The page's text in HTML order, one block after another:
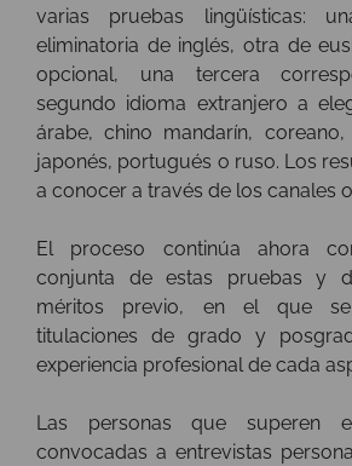
varias pruebas lingüísticas:
eliminatoria de inglés, otra de
opcional, una tercera
segundo idioma extranjero a
árabe, chino mandarín, coreano,
japonés, portugués o ruso. Los
a conocer a través de los canales
El proceso continúa ahora
conjunta de estas pruebas y
méritos previo, en el que
titulaciones de grado y
experiencia profesional de cada
Las personas que superen
convocadas a entrevistas